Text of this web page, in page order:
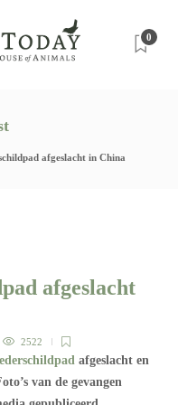
0
afgeslacht in China
afgeslacht
2522
afgeslacht en
van de gevangen